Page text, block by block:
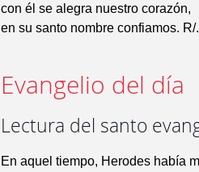
con él se alegra nuestro corazón,
en su santo nombre confiamos. R/.
Evangelio del día
Lectura del santo
En aquel tiempo, Herodes había